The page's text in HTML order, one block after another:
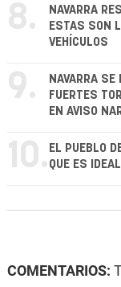
8.
NAVARRA
ESTAS SON
VEHÍCULOS
9.
NAVARRA SE
FUERTES
EN AVISO
10. EL PUEBLO
QUE ES
COMENTARIOS: